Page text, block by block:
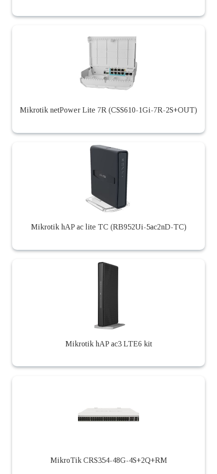
Mikrotik netPower Lite 7R (CSS610-1Gi-7R-2S+OUT)
Mikrotik hAP ac lite TC (RB952Ui-5ac2nD-TC)
Mikrotik hAP ac3 LTE6 kit
MikroTik CRS354-48G-4S+2Q+RM